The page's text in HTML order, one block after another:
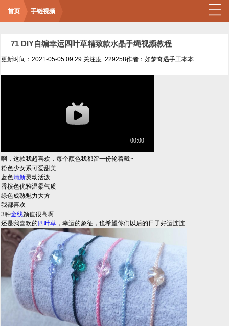
首页 手链视频
71 DIY自编幸运四叶草精致款水晶手绳视频教程
更新时间：2021-05-05 09:29 关注度: 229258作者：如梦奇遇手工本本
啊，这款我超喜欢，每个颜色我都留一份轮着戴~
粉色少女系可爱甜美
蓝色清新灵动活泼
香槟色优雅温柔气质
绿色成熟魅力大方
我都喜欢
3种金线颜值很高啊
还是我喜欢的 四叶草 ，幸运的象征，也希望你们以后的日子好运连连